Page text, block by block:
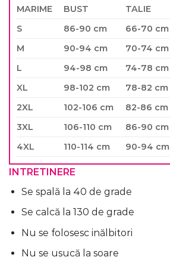
MARIME BUST TALIE
S
86-90 cm 66-70 cm
M
90-94 cm 70-74 cm
L
94-98 cm 74-78 cm
XL
98-102 cm 78-82 cm
2XL
102-106 cm 82-86 cm
3XL
106-110 cm 86-90 cm
4XL
110-114 cm 90-94 cm
INTRETINERE
Se spală la 40 de grade
Se calcă la 130 de grade
Nu se folosesc inălbitori
Nu se usucă la soare